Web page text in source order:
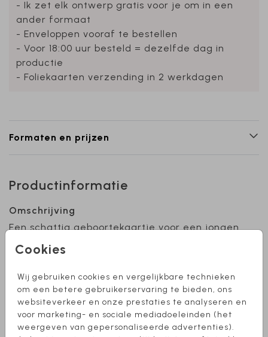
Cookies
Wij gebruiken cookies en vergelijkbare technieken
om een betere gebruikerservaring te bieden, ons
websiteverkeer en onze prestaties te analyseren en
voor marketing- en sociale mediadoeleinden (het
weergeven van gepersonaliseerde advertenties).
- Ik zet elk ontwerp gratis voor je om in een
ander formaat
- Enveloppen vooraf te bestellen
- Voor 18:00 uur besteld = dezelfde dag in
productie
- Foliekaarten verzending in 2 werkdagen
Formaten en prijzen
Productinformatie
Omschrijving
Een schattig geboortekaartje voor een jongen
met strikjespatroon. Kleuren zijn naar wens
aan te passen. Heb je hulp nodig bij het
ontwerpen van je kaartje? Stuur mij een
berichtje, ik help je graag!
Toon meer
Collectie